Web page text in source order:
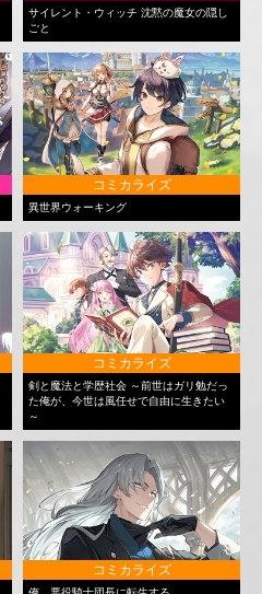
サイレント・ウィッチ 沈黙の魔女の隠し
ごと
コミカライズ
異世界ウォーキング
コミカライズ
剣と魔法と学歴社会 ～前世はガリ勉だっ
た俺が、今世は風任せで自由に生きたい
～
コミカライズ